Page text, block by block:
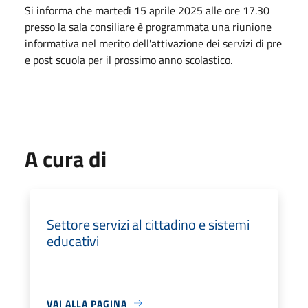
Si informa che martedì 15 aprile 2025 alle ore 17.30
presso la sala consiliare è programmata una riunione
informativa nel merito dell'attivazione dei servizi di pre
e post scuola per il prossimo anno scolastico.
A cura di
Settore servizi al cittadino e sistemi
educativi
VAI ALLA PAGINA